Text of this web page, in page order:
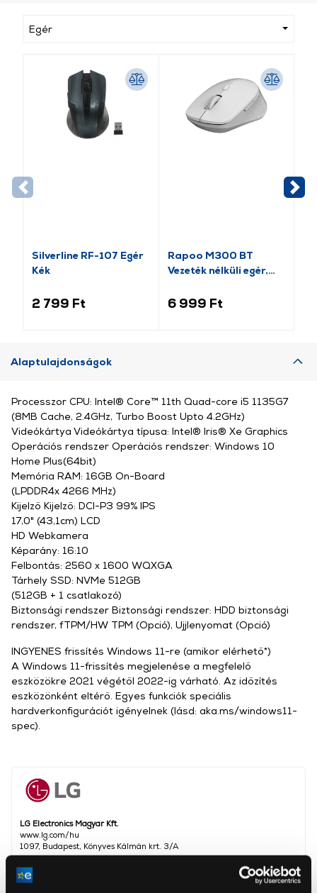
Egér
Silverline RF-107 Egér
Kék
2 799 Ft
Rapoo M300 BT
Vezeték nélküli egér,
(184340)
6 999 Ft
Alaptulajdonságok
LG Electronics Magyar Kft.
www.lg.com/hu
1097, Budapest, Könyves Kálmán krt. 3/A
Intel® Core™ i5-1135G7
Processzor CPU: Intel® Core™ 11th Quad-core i5 1135G7
(8MB Cache, 2.4GHz, Turbo Boost Upto 4.2GHz)
Videókártya Videókártya típusa: Intel® Iris® Xe Graphics
Operációs rendszer Operációs rendszer: Windows 10
Home Plus(64bit)
Memória RAM: 16GB On-Board
(LPDDR4x 4266 MHz)
Kijelző Kijelző: DCI-P3 99% IPS
17,0" (43,1cm) LCD
HD Webkamera
Képarány: 16:10
Felbontás: 2560 x 1600 WQXGA
Tárhely SSD: NVMe 512GB
(512GB + 1 csatlakozó)
Biztonsági rendszer Biztonsági rendszer: HDD biztonsági
rendszer, fTPM/HW TPM (Opció), Ujjlenyomat (Opció)
INGYENES frissítés Windows 11-re (amikor elérhető*)
A Windows 11-frissítés megjelenése a megfelelő
eszközökre 2021 végétől 2022-ig várható. Az időzítés
eszközönként eltérő. Egyes funkciók speciális
hardverkonfigurációt igényelnek (lásd: aka.ms/windows11-
spec).